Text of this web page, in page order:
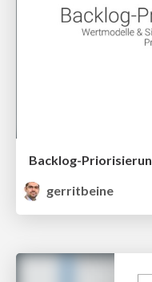
gerritbeine